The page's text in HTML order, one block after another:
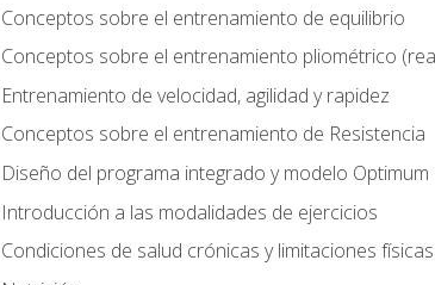
Conceptos sobre el entrenamiento de equilibrio
Conceptos sobre el entrenamiento pliométrico
Entrenamiento de velocidad, agilidad y rapidez
Conceptos sobre el entrenamiento de Resistencia
Diseño del programa integrado y modelo
Introducción a las modalidades de ejercicios
Condiciones de salud crónicas y limitaciones